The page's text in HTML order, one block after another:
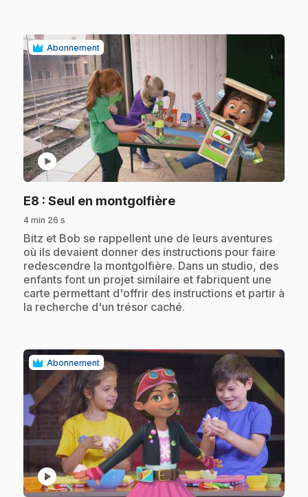
Abonnement
play_circle
E8 : Seul en montgolfière.
4 min 26 s
.Bitz et Bob se rappellent une de leurs aventures
où ils devaient donner des instructions pour faire
redescendre la montgolfière. Dans un studio, des
enfants font un projet similaire et fabriquent une
carte permettant d'offrir des instructions et partir à
la recherche d'un trésor caché.
Abonnement
play_circle